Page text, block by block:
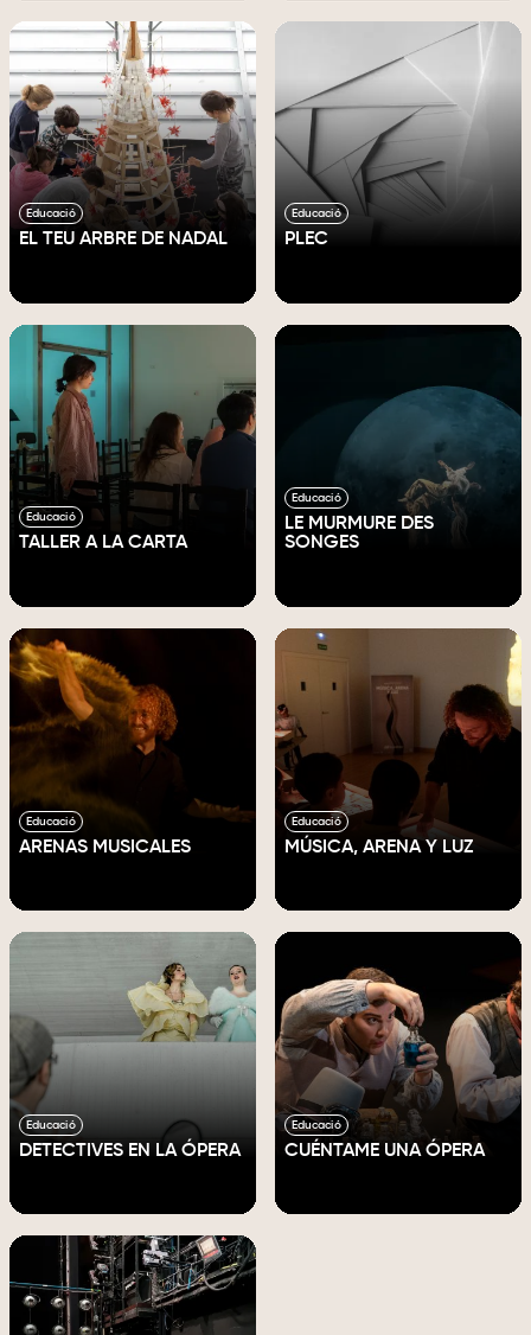
Educació
EL TEU ARBRE DE NADAL
Educació
PLEC
Educació
TALLER A LA CARTA
Educació
LE MURMURE DES
SONGES
Educació
ARENAS MUSICALES
Educació
MÚSICA, ARENA Y LUZ
Educació
DETECTIVES EN LA ÓPERA
Educació
CUÉNTAME UNA ÓPERA